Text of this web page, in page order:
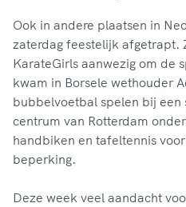
Ook in andere plaatsen in
zaterdag feestelijk afgetrapt.
KarateGirls aanwezig om de
kwam in Borsele wethouder
bubbelvoetbal spelen bij
centrum van Rotterdam
handbiken en tafeltennis
beperking.
Deze week veel aandacht